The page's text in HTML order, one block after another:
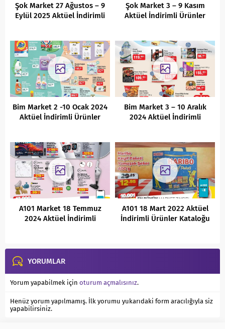
Şok Market 27 Ağustos – 9
Eylül 2025 Aktüel İndirimli
Şok Market 3 – 9 Kasım
Aktüel İndirimli Ürünler
Bim Market 2 -10 Ocak 2024
Aktüel İndirimli Ürünler
Bim Market 3 – 10 Aralık
2024 Aktüel İndirimli
A101 Market 18 Temmuz
2024 Aktüel İndirimli
A101 18 Mart 2022 Aktüel
İndirimli Ürünler Kataloğu
YORUMLAR
Yorum yapabilmek için oturum açmalısınız.
Henüz yorum yapılmamış. İlk yorumu yukarıdaki form aracılığıyla siz
yapabilirsiniz.